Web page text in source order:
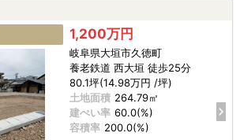
1,200万円
岐阜県大垣市久徳町
養老鉄道 西大垣 徒歩25分
80.1坪(14.98万円 /坪)
土地面積 264.79㎡
建ぺい率 60.0(%)
容積率 200.0(%)